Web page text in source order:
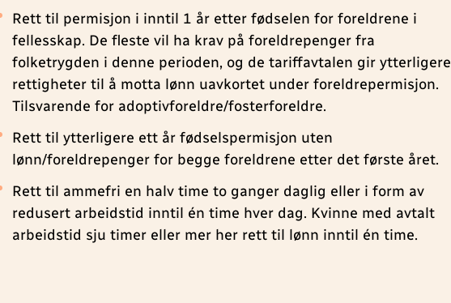
Rett til permisjon i inntil 1 år etter fødselen for foreldrene i
fellesskap. De fleste vil ha krav på foreldrepenger fra
folketrygden i denne perioden, og de tariffavtalen gir ytterligere
rettigheter til å motta lønn uavkortet under foreldrepermisjon.
Tilsvarende for adoptivforeldre/fosterforeldre.
Rett til ytterligere ett år fødselspermisjon uten
lønn/foreldrepenger for begge foreldrene etter det første året.
Rett til ammefri en halv time to ganger daglig eller i form av
redusert arbeidstid inntil én time hver dag. Kvinne med avtalt
arbeidstid sju timer eller mer her rett til lønn inntil én time.